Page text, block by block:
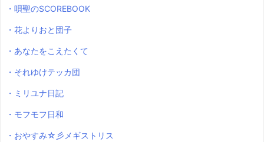
・唄聖のSCOREBOOK
・花よりおと団子
・あなたをこえたくて
・それゆけテッカ団
・ミリユナ日記
・モフモフ日和
・おやすみ☆彡メギストリス